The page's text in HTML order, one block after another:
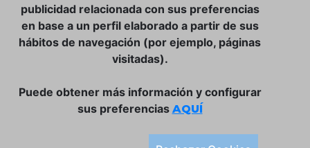
CONTACTO
TIENDA ONLINE:
Plaça de la Llibertat, 22, 07760 Ciutadella
Tlf. 971 93 78 75
publicidad relacionada con sus preferencias
en base a un perfil elaborado a partir de sus
hábitos de navegación (por ejemplo, páginas
visitadas).
Puede obtener más información y configurar
sus preferencias AQUÍ